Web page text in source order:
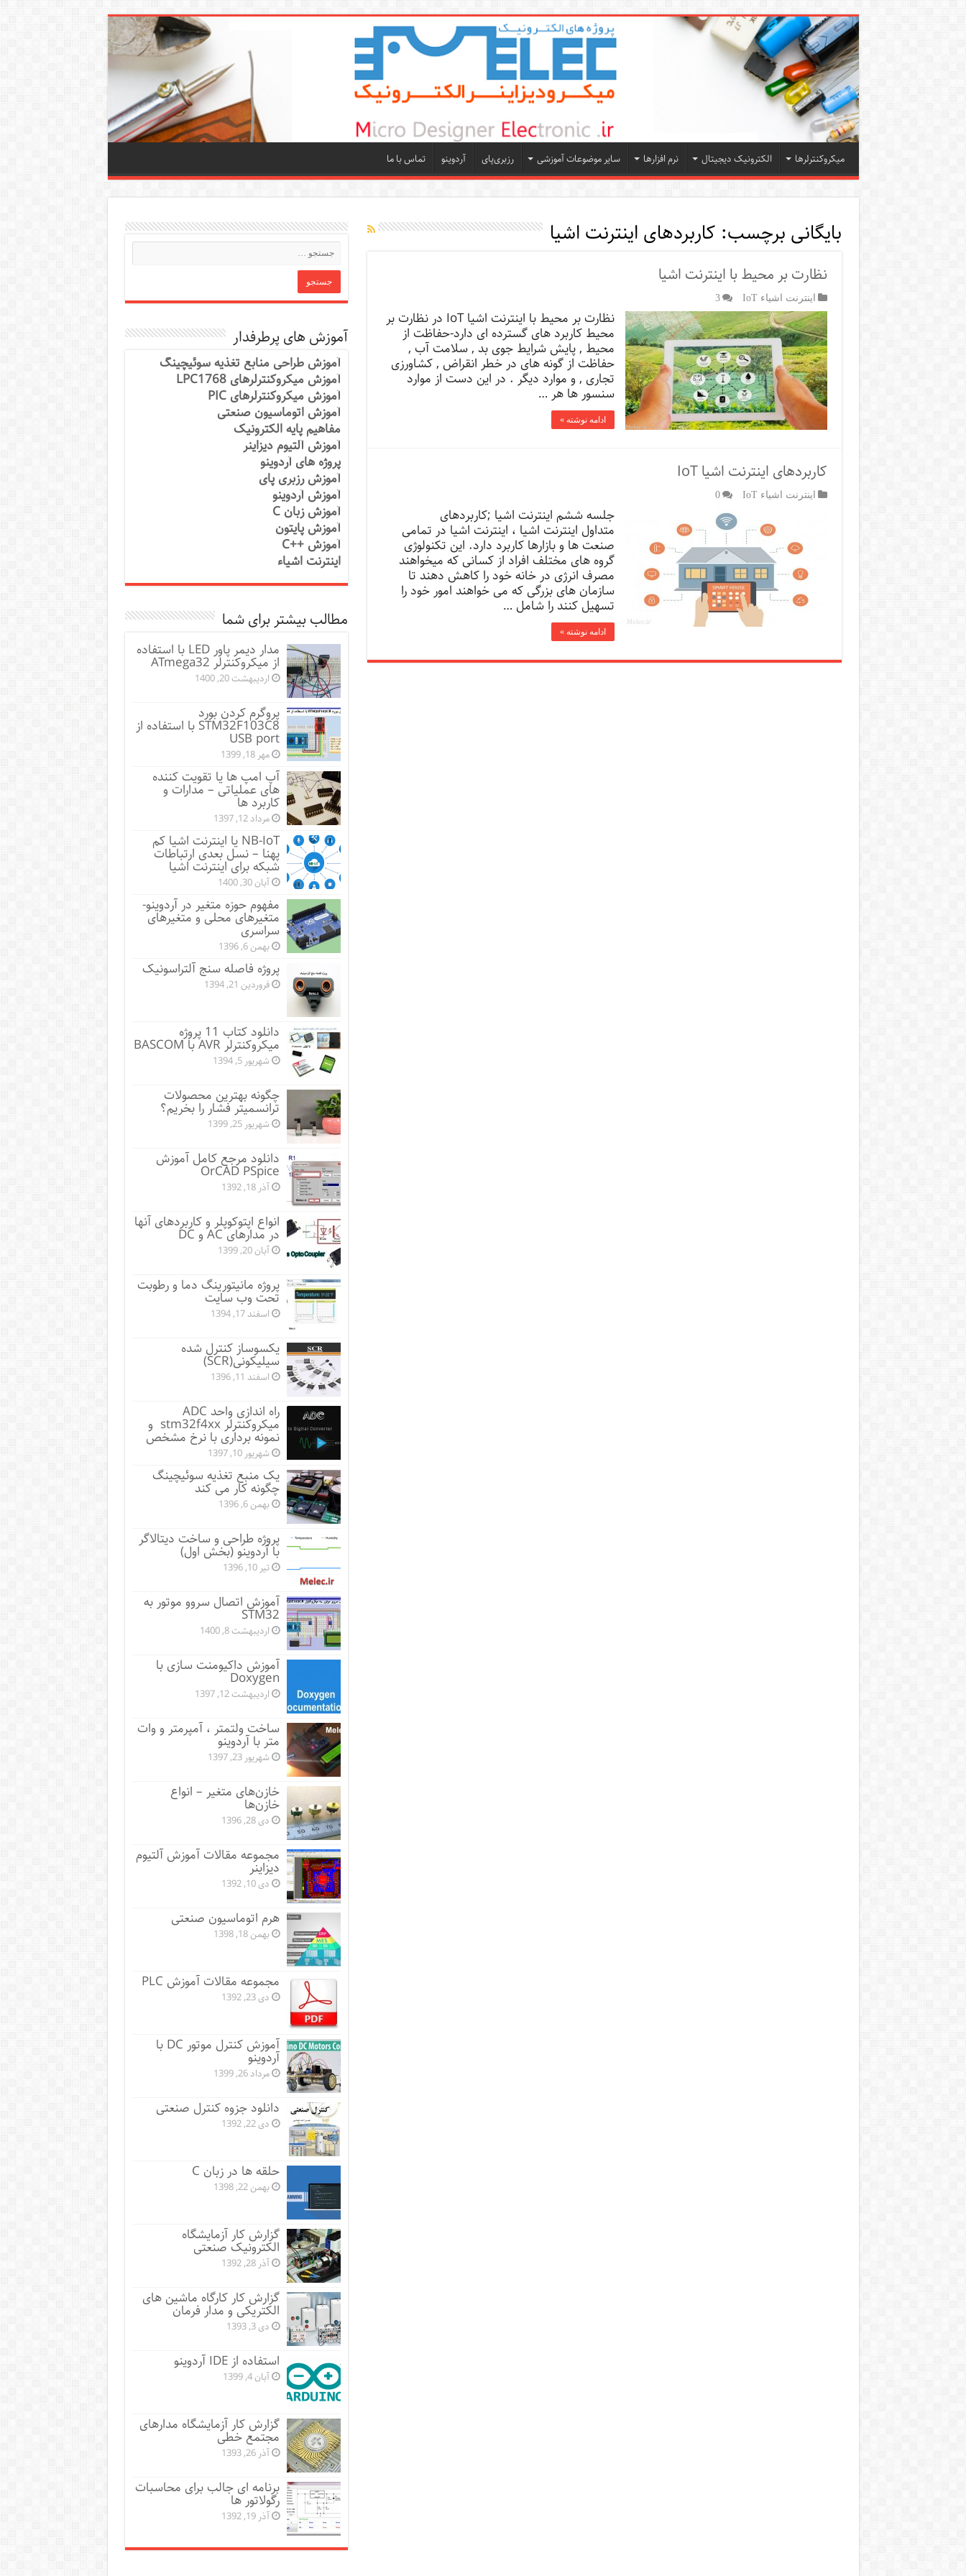
میکروکنترلرها الکترونیک دیجیتال نرم افزارها سایر موضوعات آموزشی رزبری‌پای آردوینو تماس با ما
بایگانی برچسب: کاربردهای اینترنت اشیا
نظارت بر محیط با اینترنت اشیا
اینترنت اشیاء IoT 3
نظارت بر محیط با اینترنت اشیا IoT در نظارت بر
محیط کاربرد های گسترده ای دارد-حفاظت از
محیط , پایش شرایط جوی بد , سلامت آب ,
حفاظت از گونه های در خطر انقراض , کشاورزی
تجاری , و موارد دیگر . در این دست از موارد
سنسور ها هر …
ادامه نوشته »
کاربردهای اینترنت اشیا IoT
اینترنت اشیاء IoT 0
جلسه ششم اینترنت اشیا ;کاربردهای
متداول اینترنت اشیا ، اینترنت اشیا در تمامی
صنعت ها و بازارها کاربرد دارد. این تکنولوژی
گروه های مختلف افراد از کسانی که میخواهند
مصرف انرژی در خانه خود را کاهش دهند تا
سازمان های بزرگی که می خواهند امور خود را
تسهیل کنند را شامل …
ادامه نوشته »
آموزش های پرطرفدار
آموزش طراحی منابع تغذیه سوئیچینگ
آموزش میکروکنترلرهای LPC1768
آموزش میکروکنترلرهای PIC
آموزش اتوماسیون صنعتی
مفاهیم پایه الکترونیک
آموزش آلتیوم دیزاینر
پروژه های آردوینو
آموزش رزبری پای
آموزش آردوینو
آموزش زبان C
آموزش پایتون
آموزش ++C
اینترنت اشیاء
مطالب بیشتر برای شما
مدار دیمر پاور LED با استفاده
از میکروکنترلر ATmega32
اردیبهشت 20, 1400
پروگرم کردن بورد
STM32F103C8 با استفاده از
USB port
مهر 18, 1399
آپ امپ ها یا تقویت کننده
های عملیاتی – مدارات و
کاربرد ها
مرداد 12, 1397
NB-IoT یا اینترنت اشیا کم
پهنا – نسل بعدی ارتباطات
شبکه برای اینترنت اشیا
آبان 30, 1400
مفهوم حوزه متغیر در آردوینو-
متغیرهای محلی و متغیرهای
سراسری
بهمن 6, 1396
پروژه فاصله سنج آلتراسونیک
فروردین 21, 1394
دانلود کتاب 11 پروژه
میکروکنترلر AVR با BASCOM
شهریور 5, 1394
چگونه بهترین محصولات
ترانسمیتر فشار را بخریم؟
شهریور 25, 1399
دانلود مرجع کامل آموزش
OrCAD PSpice
آذر 18, 1392
انواع اپتوکوپلر و کاربردهای آنها
در مدارهای AC و DC
آبان 20, 1399
پروژه مانيتورينگ دما و رطوبت
تحت وب سایت
اسفند 17, 1394
یکسوساز کنترل شده
سیلیکونی(SCR)
اسفند 11, 1396
راه اندازی واحد ADC
میکروکنترلر stm32f4xx و
نمونه برداری با نرخ مشخص
شهریور 10, 1397
یک منبع تغذیه سوئیچینگ
چگونه کار می کند
بهمن 6, 1396
پروژه طراحی و ساخت دیتالاگر
با آردوینو (بخش اول)
تیر 10, 1396
آموزش اتصال سروو موتور به
STM32
اردیبهشت 8, 1400
آموزش داکیومنت سازی با
Doxygen
اردیبهشت 12, 1397
ساخت ولتمتر ، آمپرمتر و وات
متر با آردوینو
شهریور 23, 1397
خازن‌های متغیر – انواع
خازن‌ها
دی 28, 1396
مجموعه مقالات آموزش آلتیوم
دیزاینر
دی 10, 1392
هرم اتوماسیون صنعتی
بهمن 18, 1398
مجموعه مقالات آموزش PLC
دی 23, 1392
آموزش کنترل موتور DC با
آردوینو
مرداد 26, 1399
دانلود جزوه کنترل صنعتی
دی 22, 1392
حلقه ها در زبان C
بهمن 22, 1398
گزارش کار آزمایشگاه
الکترونیک صنعتی
آذر 28, 1392
گزارش کار کارگاه ماشین های
الکتریکی و مدار فرمان
دی 3, 1393
استفاده از IDE آردوینو
آبان 4, 1399
گزارش کار آزمایشگاه مدارهای
مجتمع خطی
آذر 26, 1393
برنامه ای جالب برای محاسبات
رگولاتور ها
آذر 19, 1392